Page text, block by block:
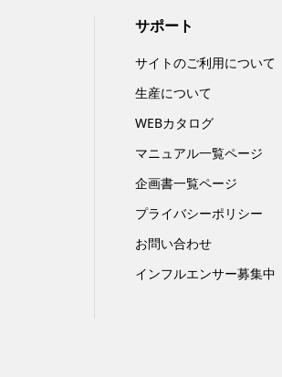
サポート
サイトのご利用について
生産について
WEBカタログ
マニュアル一覧ページ
企画書一覧ページ
プライバシーポリシー
お問い合わせ
インフルエンサー募集中